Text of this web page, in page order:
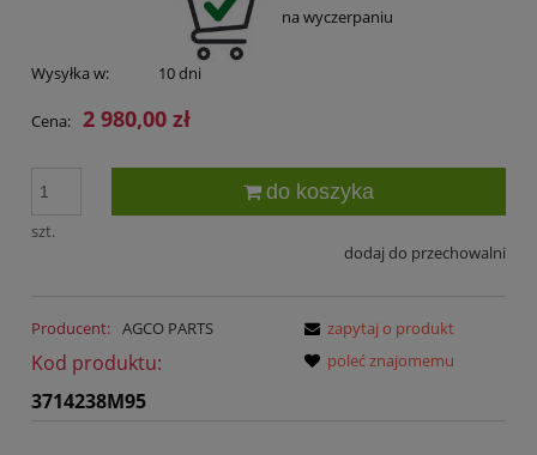
na wyczerpaniu
Wysyłka w: 10 dni
Cena: 2 980,00 zł
szt.
do koszyka
dodaj do przechowalni
Producent: AGCO PARTS
Kod produktu:
3714238M95
zapytaj o produkt
poleć znajomemu